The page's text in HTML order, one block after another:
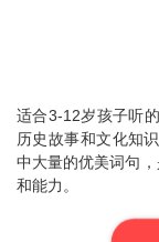
适合3-12岁孩子听
历史故事和文化知
中大量的优美词句
和能力。